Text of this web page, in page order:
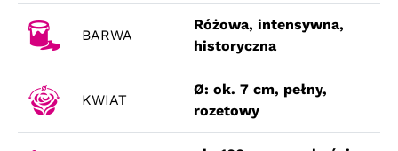
BARWA
Różowa, intensywna,
historyczna
KWIAT
Ø: ok. 7 cm, pełny,
rozetowy